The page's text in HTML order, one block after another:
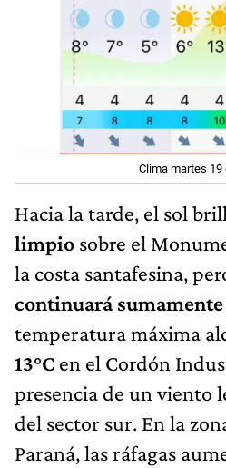
Clima martes 19
Hacia la tarde, el sol
limpio sobre el
la costa santafesina,
continuará
temperatura máxima
13°C en el Cordón
presencia de un viento
del sector sur. En la
Paraná, las ráfagas